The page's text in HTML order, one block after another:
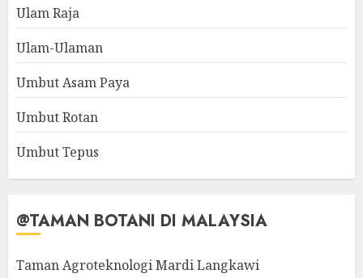
Ulam Raja
Ulam-Ulaman
Umbut Asam Paya
Umbut Rotan
Umbut Tepus
@TAMAN BOTANI DI MALAYSIA
Taman Agroteknologi Mardi Langkawi